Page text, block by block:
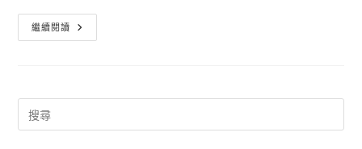
繼續閱讀 越
南
版
DEFENSE